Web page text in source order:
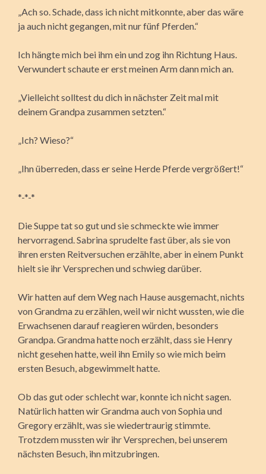
„Ach so. Schade, dass ich nicht mitkonnte, aber das wäre
ja auch nicht gegangen, mit nur fünf Pferden.“
Ich hängte mich bei ihm ein und zog ihn Richtung Haus.
Verwundert schaute er erst meinen Arm dann mich an.
„Vielleicht solltest du dich in nächster Zeit mal mit
deinem Grandpa zusammen setzten.“
„Ich? Wieso?“
„Ihn überreden, dass er seine Herde Pferde vergrößert!“
*-*-*
Die Suppe tat so gut und sie schmeckte wie immer
hervorragend. Sabrina sprudelte fast über, als sie von
ihren ersten Reitversuchen erzählte, aber in einem Punkt
hielt sie ihr Versprechen und schwieg darüber.
Wir hatten auf dem Weg nach Hause ausgemacht, nichts
von Grandma zu erzählen, weil wir nicht wussten, wie die
Erwachsenen darauf reagieren würden, besonders
Grandpa. Grandma hatte noch erzählt, dass sie Henry
nicht gesehen hatte, weil ihn Emily so wie mich beim
ersten Besuch, abgewimmelt hatte.
Ob das gut oder schlecht war, konnte ich nicht sagen.
Natürlich hatten wir Grandma auch von Sophia und
Gregory erzählt, was sie wiedertraurig stimmte.
Trotzdem mussten wir ihr Versprechen, bei unserem
nächsten Besuch, ihn mitzubringen.